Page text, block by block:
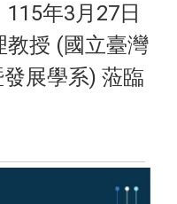
115年3月27日
教授 (國立臺灣
展學系) 蒞臨